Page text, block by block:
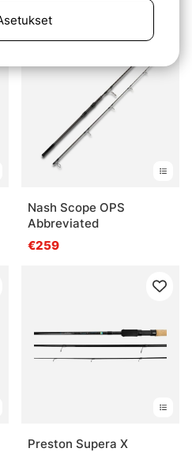
Nash Scope OPS
Abbreviated
€259
Preston Supera X